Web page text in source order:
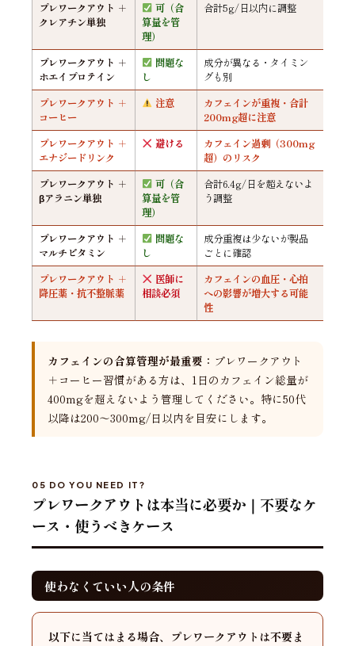
プレワークアウト ＋
クレアチン単独
可（合
算量を管
理）
合計5g/日以内に調整
プレワークアウト ＋
ホエイプロテイン
問題な
し
成分が異なる・タイミン
グも別
プレワークアウト ＋
コーヒー
注意
カフェインが重複・合計
200mg超に注意
プレワークアウト ＋
エナジードリンク
避ける
カフェイン過剰（300mg
超）のリスク
プレワークアウト ＋
βアラニン単独
可（合
算量を管
理）
合計6.4g/日を超えないよ
う調整
プレワークアウト ＋
マルチビタミン
問題な
し
成分重複は少ないが製品
ごとに確認
プレワークアウト ＋
降圧薬・抗不整脈薬
医師に
相談必須
カフェインの血圧・心拍
への影響が増大する可能
性
カフェインの合算管理が最重要： プレワークアウト
＋コーヒー習慣がある方は、1日のカフェイン総量が
400mgを超えないよう管理してください。特に50代
以降は200〜300mg/日以内を目安にします。
05 DO YOU NEED IT?
プレワークアウトは本当に必要か｜不要なケ
ース・使うべきケース
使わなくていい人の条件
以下に当てはまる場合、プレワークアウトは不要ま